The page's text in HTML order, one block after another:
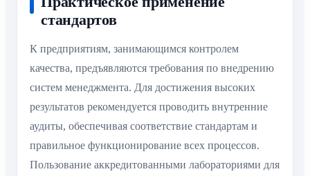
стандартов
К предприятиям, занимающимся контролем
качества, предъявляются требования по внедрению
систем менеджмента. Для достижения высоких
результатов рекомендуется проводить внутренние
аудиты, обеспечивая соответствие стандартам и
правильное функционирование всех процессов.
Пользование аккредитованными лабораториями для